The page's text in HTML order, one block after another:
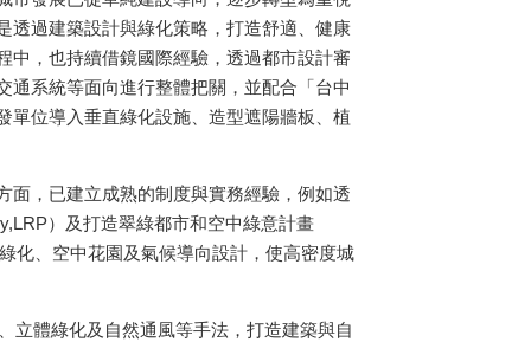
透過建築設計與綠化策略，打造舒適、健康
中，也持續借鏡國際經驗，透過都市設計審
通系統等面向進行整體把關，並配合「台中
單位導入垂直綠化設施、造型遮陽牆板、植
面，已建立成熟的制度與實務經驗，例如透
）及打造翠綠都市和空中綠意計畫
化、空中花園及氣候導向設計，使高密度城
立體綠化及自然通風等手法，打造建築與自